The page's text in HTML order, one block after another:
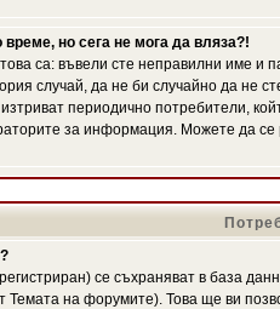
време, но сега не мога да вляза?!
са: въвели сте неправилни име и
случай, да не би случайно да
периодично потребители,
за информация. Можете да се
се съхраняват в база
Темата на форумите). Това ще ви